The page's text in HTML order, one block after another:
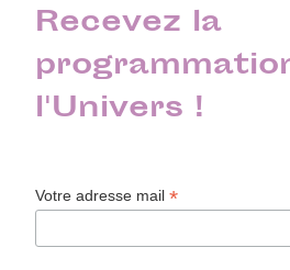
Recevez la
l'Univers !
Votre adresse mail*